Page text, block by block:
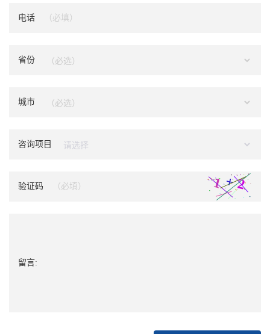
电话
省份
城市
咨询项目
验证码
留言: